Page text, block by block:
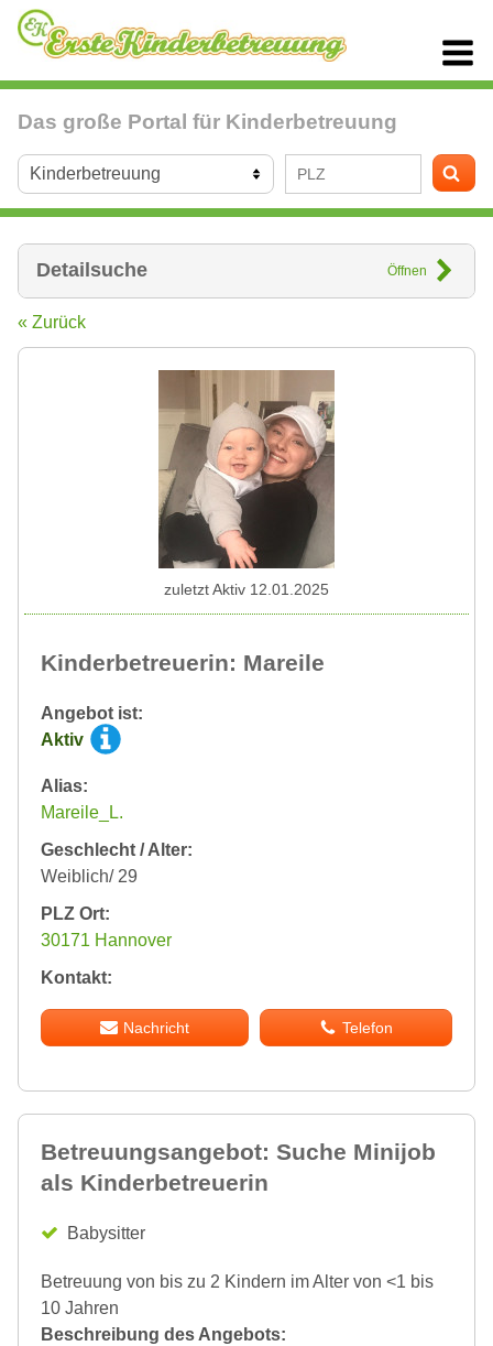
Das große Portal für Kinderbetreuung
Detailsuche Öffnen
« Zurück
Kinderbetreuerin: Mareile
Angebot ist:
Aktiv
Alias:
Mareile_L.
Geschlecht / Alter:
Weiblich/ 29
PLZ Ort:
30171 Hannover
Kontakt:
Nachricht Telefon
zuletzt Aktiv 12.01.2025
Betreuungsangebot: Suche Minijob
als Kinderbetreuerin
Babysitter
Betreuung von bis zu 2 Kindern im Alter von <1 bis
10 Jahren
Beschreibung des Angebots: